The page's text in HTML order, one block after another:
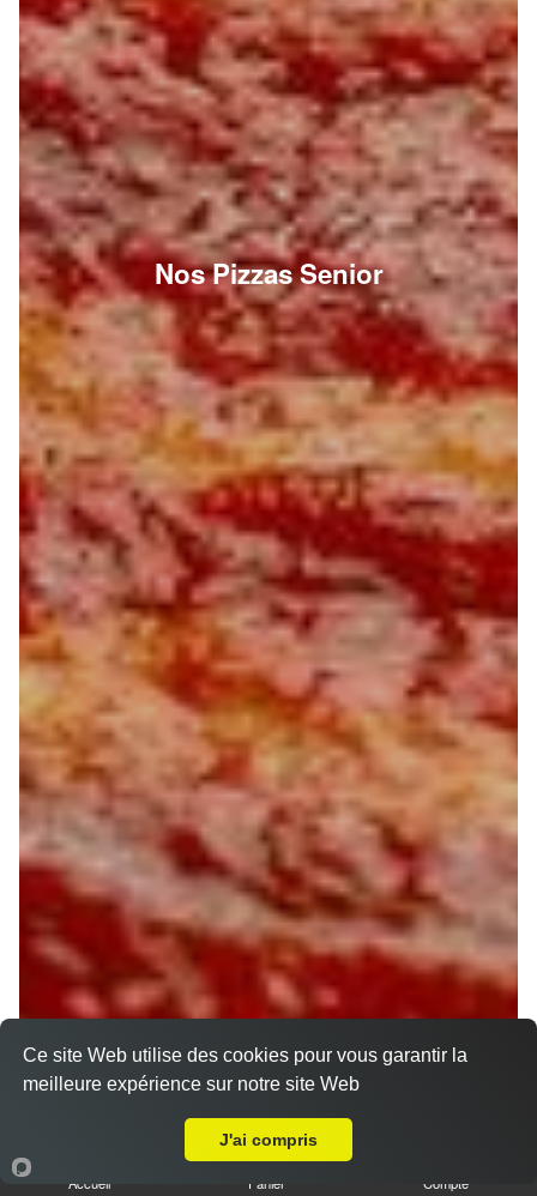
Nos Pizzas Senior
Accueil Panier Compte
Ce site Web utilise des cookies pour vous garantir la
meilleure expérience sur notre site Web
J'ai compris